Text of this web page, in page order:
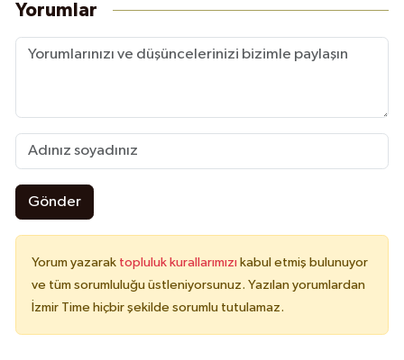
Yorumlar
Gönder
Yorum yazarak topluluk kurallarımızı kabul etmiş bulunuyor
ve tüm sorumluluğu üstleniyorsunuz. Yazılan yorumlardan
İzmir Time hiçbir şekilde sorumlu tutulamaz.